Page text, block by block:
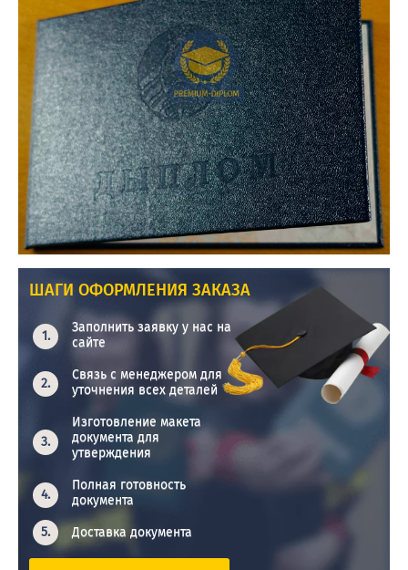
ШАГИ ОФОРМЛЕНИЯ ЗАКАЗА
Заполнить заявку у нас на
сайте
Связь с менеджером для
уточнения всех деталей
Изготовление макета
документа для
утверждения
Полная готовность
документа
Доставка документа